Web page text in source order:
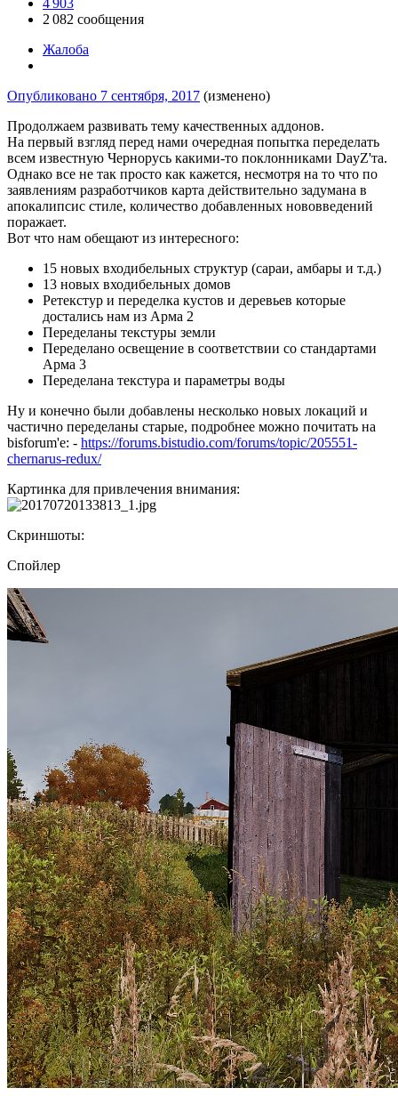
4 903
2 082 сообщения
Жалоба
Опубликовано 7 сентября, 2017 (изменено)
Продолжаем развивать тему качественных аддонов.
На первый взгляд перед нами очередная попытка переделать
всем известную Чернорусь какими-то поклонниками DayZ'та.
Однако все не так просто как кажется, несмотря на то что по
заявлениям разработчиков карта действительно задумана в
апокалипсис стиле, количество добавленных нововведений
поражает.
Вот что нам обещают из интересного:
15 новых входибельных структур (сараи, амбары и т.д.)
13 новых входибельных домов
Ретекстур и переделка кустов и деревьев которые
достались нам из Арма 2
Переделаны текстуры земли
Переделано освещение в соответствии со стандартами
Арма 3
Переделана текстура и параметры воды
Ну и конечно были добавлены несколько новых локаций и
частично переделаны старые, подробнее можно почитать на
bisforum'е: - https://forums.bistudio.com/forums/topic/205551-
chernarus-redux/
Картинка для привлечения внимания:
Скриншоты:
Спойлер